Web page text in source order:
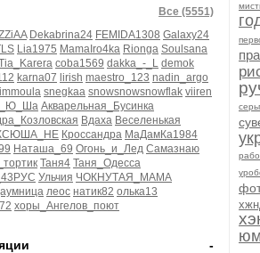
Все (5551)
Dekabrina24 FEMIDA1308 Galaxy24
Lia1975 MamaIro4ka Rionga Soulsana
coba1569 dakka_-_L demok
karna07 lirish maestro_123 nadin_argo
snegkaa snowsnowsnowflak viiren
Акварельная_Бусинка
Вдаха Веселенькая
Кроссандра МаДамКа1984
Наташа_69 Огонь_и_Лед Самазнаю
Таня4 Таня_Одесса
Ульчия ЧОКНУТАЯ_МАМА
леос натик82 олька13
хоры_Ангелов_поют
-